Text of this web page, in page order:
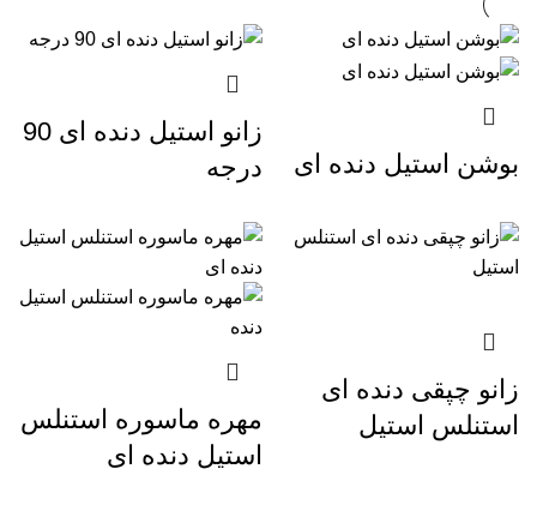
بوشن استیل دنده ای
زانو استیل دنده ای 90
درجه
زانو چپقی دنده ای
استنلس استیل
مهره ماسوره استنلس
استیل دنده ای